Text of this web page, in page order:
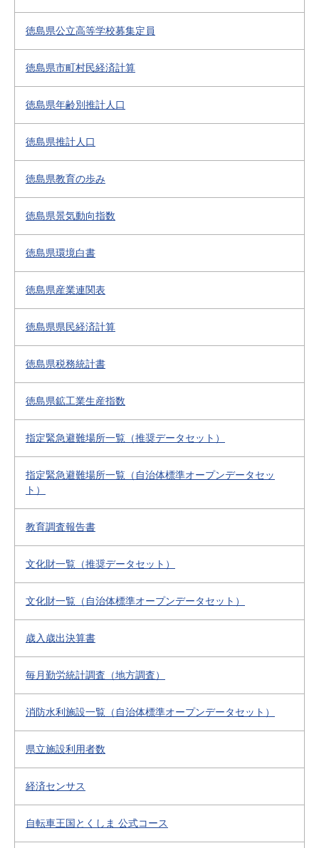
徳島県公立高等学校募集定員
徳島県市町村民経済計算
徳島県年齢別推計人口
徳島県推計人口
徳島県教育の歩み
徳島県景気動向指数
徳島県環境白書
徳島県産業連関表
徳島県県民経済計算
徳島県税務統計書
徳島県鉱工業生産指数
指定緊急避難場所一覧（推奨データセット）
指定緊急避難場所一覧（自治体標準オープンデータセッ
ト）
教育調査報告書
文化財一覧（推奨データセット）
文化財一覧（自治体標準オープンデータセット）
歳入歳出決算書
毎月勤労統計調査（地方調査）
消防水利施設一覧（自治体標準オープンデータセット）
県立施設利用者数
経済センサス
自転車王国とくしま 公式コース